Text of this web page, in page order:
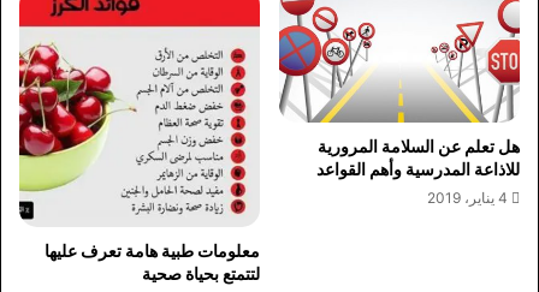
هل تعلم عن السلامة المرورية
للاذاعة المدرسية وأهم القواعد
4 يناير، 2019
معلومات طبية هامة تعرف عليها
لتتمتع بحياة صحية